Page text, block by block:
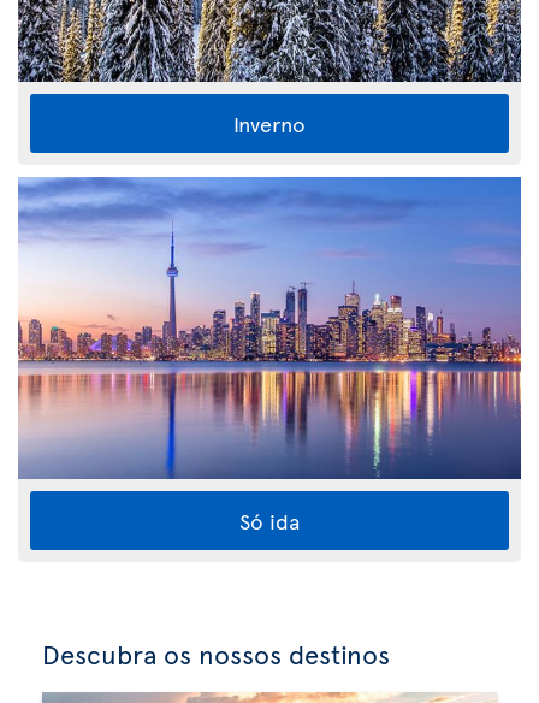
Inverno
Só ida
Descubra os nossos destinos